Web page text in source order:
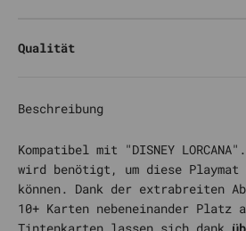
Qualität
Beschreibung
Kompatibel mit "DISNEY
wird benötigt, um diese Playmat
können. Dank der extrabreiten
10+ Karten nebeneinander Platz